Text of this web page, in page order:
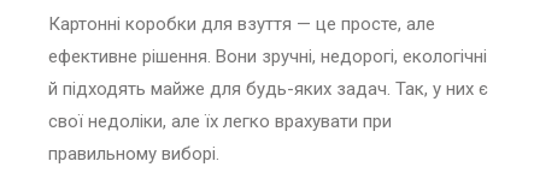
Картонні коробки для взуття — це просте, але
ефективне рішення. Вони зручні, недорогі, екологічні
й підходять майже для будь-яких задач. Так, у них є
свої недоліки, але їх легко врахувати при
правильному виборі.